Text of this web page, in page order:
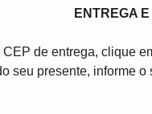
ENTREGA
de entrega, clique
seu presente, informe o